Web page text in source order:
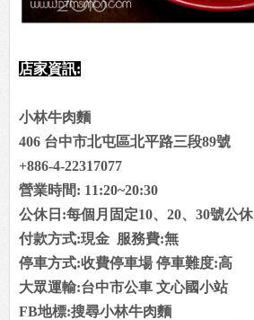
店家資訊:
小林牛肉麵
406 台中市北屯區北平路三段89號
+886-4-22317077
營業時間: 11:20~20:30
公休日:每個月固定10、20、30號公休
付款方式:現金 服務費:無
停車方式:收費停車場 停車難度:高
大眾運輸:台中市公車 文心國小站
FB地標:搜尋小林牛肉麵